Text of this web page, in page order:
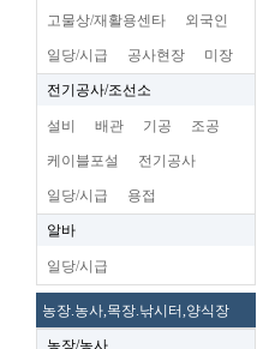
고물상/재활용센타 외국인
일당/시급 공사현장 미장
전기공사/조선소
설비 배관 기공 조공
케이블포설 전기공사
일당/시급 용접
알바
일당/시급
농장.농사,목장.낚시터,양식장
농장/농사